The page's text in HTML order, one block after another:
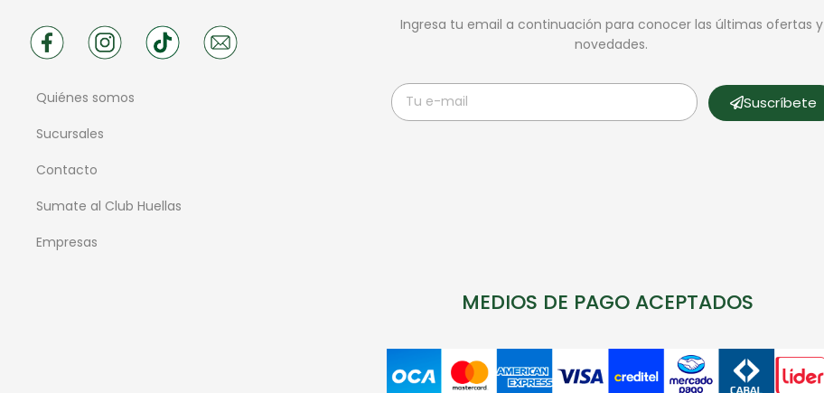
Quiénes somos
Sucursales
Contacto
Sumate al Club Huellas
Empresas
Ingresa tu email a continuación para conocer las últimas ofertas y
novedades.
Suscríbete
MEDIOS DE PAGO ACEPTADOS